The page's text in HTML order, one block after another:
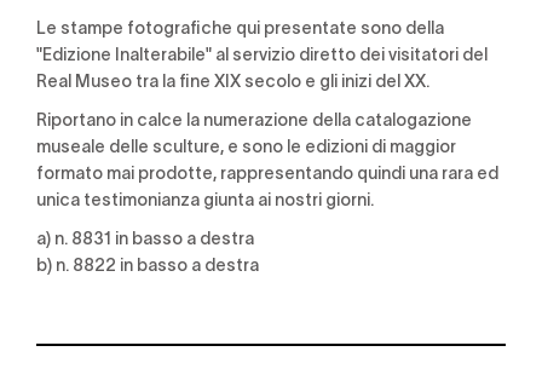
Le stampe fotografiche qui presentate sono della
"Edizione Inalterabile" al servizio diretto dei visitatori del
Real Museo tra la fine XIX secolo e gli inizi del XX.
Riportano in calce la numerazione della catalogazione
museale delle sculture, e sono le edizioni di maggior
formato mai prodotte, rappresentando quindi una rara ed
unica testimonianza giunta ai nostri giorni.
a) n. 8831 in basso a destra
b) n. 8822 in basso a destra